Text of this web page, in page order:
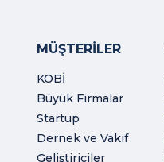
MÜŞTERİLER
KOBİ
Büyük Firmalar
Startup
Dernek ve Vakıf
Geliştiriciler